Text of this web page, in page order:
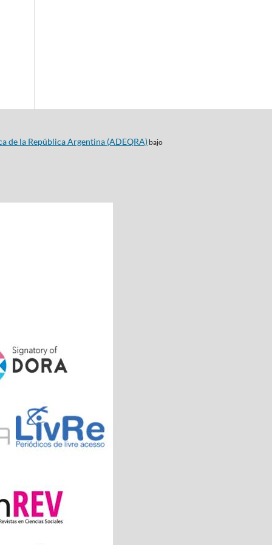
de la República Argentina (ADEQRA) bajo